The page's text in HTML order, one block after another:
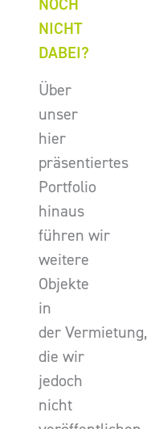
NOCH
NICHT
DABEI?
Über
unser
hier
präsentiertes
Portfolio
hinaus
führen wir
weitere
Objekte
in
der Vermietung,
die wir
jedoch
nicht